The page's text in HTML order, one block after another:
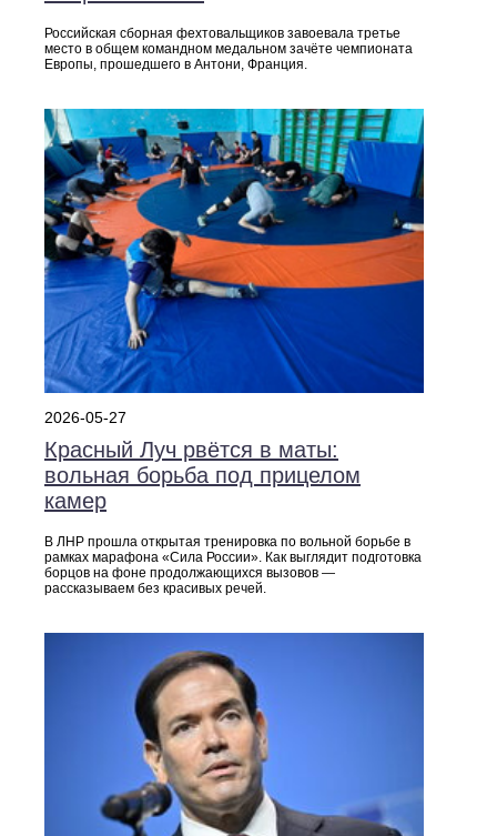
Российская сборная фехтовальщиков завоевала третье
место в общем командном медальном зачёте чемпионата
Европы, прошедшего в Антони, Франция.
2026-05-27
Красный Луч рвётся в маты:
вольная борьба под прицелом
камер
В ЛНР прошла открытая тренировка по вольной борьбе в
рамках марафона «Сила России». Как выглядит подготовка
борцов на фоне продолжающихся вызовов —
рассказываем без красивых речей.